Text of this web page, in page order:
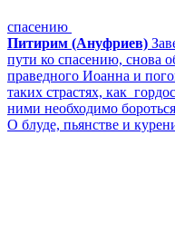
спасению
Питирим (Ануфриев)
пути ко спасению, снова
праведного Иоанна и
таких страстях, как
ними необходимо бороться
О блуде, пьянстве и